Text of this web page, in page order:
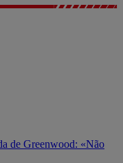
de Greenwood: «Não